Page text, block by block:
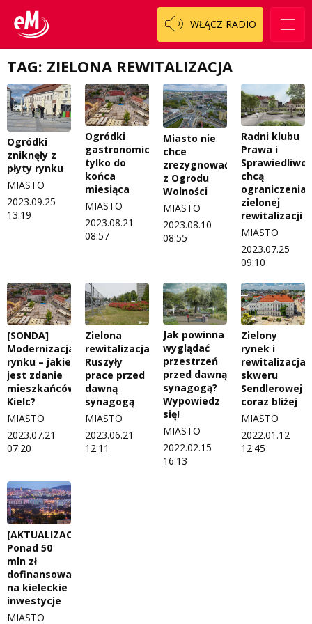
WŁĄCZ RADIO
Modna kultura
OdNowa
Pacjent, którego nie zapomnę
Pasjonaci
Piąta strona świata
Prawdę mówiąc
Słowo Dnia
Weekend z blondynką
Wszystko w temacie
Regulamin programu Patron
Zespół
Logo do pobrania
Regulamin konkursów
Regulamin przesyłania materiałów
Regulamin sklepu internetowego
Regulamin darowizn
Regulamin konkursu Zwierzak naszej klasy
Polityka prywatności
TAG: ZIELONA REWITALIZACJA
Ogródki
zniknęły z
płyty rynku
MIASTO
2023.09.25
13:19
Ogródki
gastronomiczne
tylko do
końca
miesiąca
MIASTO
2023.08.21
08:57
Miasto nie
chce
zrezygnować
z Ogrodu
Wolności
MIASTO
2023.08.10
08:55
Radni klubu
Prawa i
chcą
ograniczenia
zielonej
rewitalizacji
MIASTO
2023.07.25
09:10
[SONDA]
Modernizacja
rynku – jakie
jest zdanie
mieszkańców
Kielc?
MIASTO
2023.07.21
07:20
Zielona
rewitalizacja.
Ruszyły
prace przed
dawną
synagogą
MIASTO
2023.06.21
12:11
Jak powinna
wyglądać
przestrzeń
przed dawną
synagogą?
Wypowiedz
się!
MIASTO
2022.02.15
16:13
Zielony
rynek i
rewitalizacja
skweru
Sendlerowej
coraz bliżej
MIASTO
2022.01.12
12:45
[AKTUALIZACJA]
Ponad 50
mln zł
dofinansowania
na kieleckie
inwestycje
MIASTO